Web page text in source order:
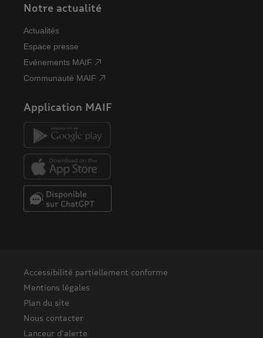
Notre actualité
Actualités
Espace presse
Evénements MAIF
Communauté MAIF
Application MAIF
Accessibilité partiellement conforme
Mentions légales
Plan du site
Nous contacter
Lanceur d'alerte